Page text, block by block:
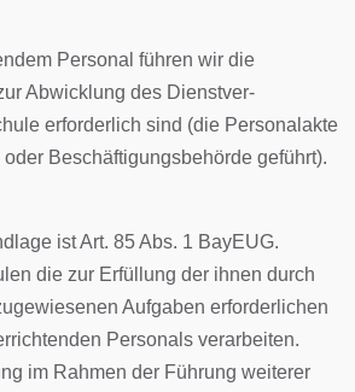
Personal führen wir die
Abwicklung des Dienstver-
erforderlich sind (die Personalakte
Beschäftigungsbehörde geführt).
ist Art. 85 Abs. 1 BayEUG.
die zur Erfüllung der ihnen durch
Aufgaben erforderlichen
Personals verarbeiten.
im Rahmen der Führung weiterer